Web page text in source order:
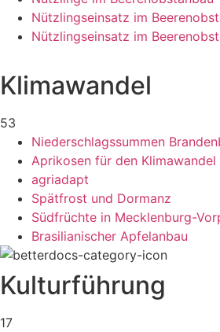
Nützlingseinsatz im
Nützlingseinsatz im
Klimawandel
53
Niederschlagssummen
Aprikosen für den Klimawandel
agriadapt
Spätfrost und Dormanz
Südfrüchte in Mecklenburg-
Brasilianischer Apfelanbau
Kulturführung
17